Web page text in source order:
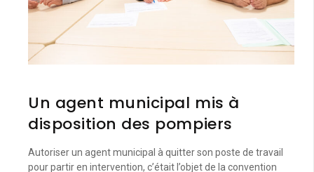
Un agent municipal mis à
disposition des pompiers
Autoriser un agent municipal à quitter son poste de travail
pour partir en intervention, c’était l’objet de la convention